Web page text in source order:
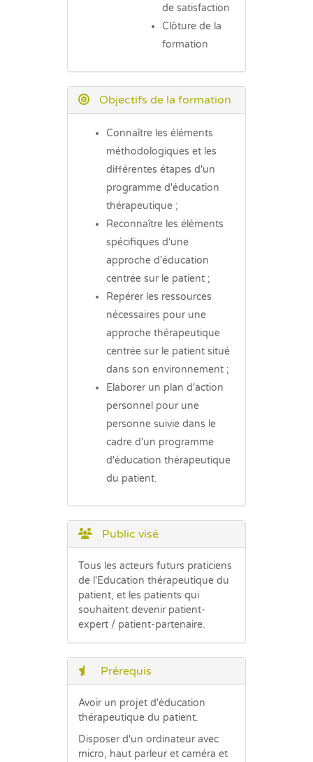
de satisfaction
Clôture de la
formation
Objectifs de la formation
Connaître les éléments
méthodologiques et les
différentes étapes d'un
programme d'éducation
thérapeutique ;
Reconnaître les éléments
spécifiques d'une
approche d'éducation
centrée sur le patient ;
Repérer les ressources
nécessaires pour une
approche thérapeutique
centrée sur le patient situé
dans son environnement ;
Elaborer un plan d'action
personnel pour une
personne suivie dans le
cadre d'un programme
d'éducation thérapeutique
du patient.
Public visé
Tous les acteurs futurs praticiens
de l'Éducation thérapeutique du
patient, et les patients qui
souhaitent devenir patient-
expert / patient-partenaire.
Prérequis
Avoir un projet d'éducation
thérapeutique du patient.
Disposer d'un ordinateur avec
micro, haut parleur et caméra et